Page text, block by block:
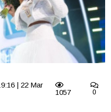
| 22 Mar
1057 0